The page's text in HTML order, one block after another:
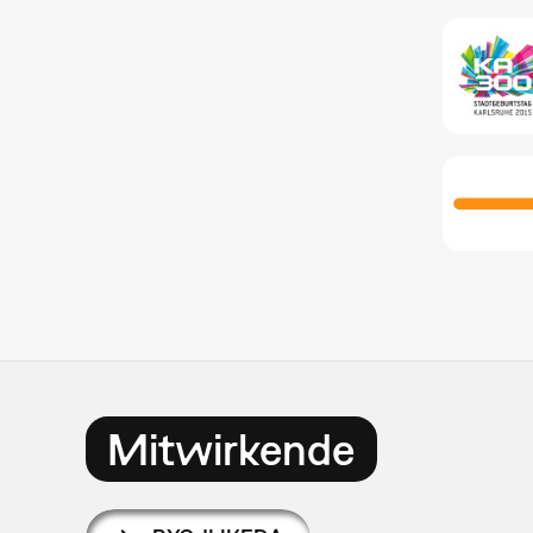
Mitwirkende